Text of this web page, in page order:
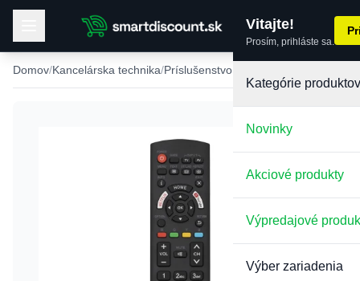
Vitajte!
Prosím, prihláste sa.
Kategórie produktov
Novinky
Akciové produkty
Výpredajové
Výber zariadenia
Domov Kancelárska technika Príslušenstvo k TV a projektorom